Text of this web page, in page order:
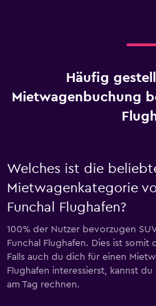
Häufig
Mietwagenbuchung
Welches ist die
Mietwagenkategorie
Funchal Flughafen?
100% der Nutzer bevorzugen
Funchal Flughafen. Dies ist
Falls auch du dich für einen
Flughafen interessierst, kannst
am Tag rechnen.